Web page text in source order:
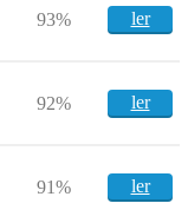
93% ler
92% ler
91% ler